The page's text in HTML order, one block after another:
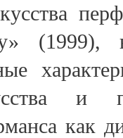
(1999),
и
как